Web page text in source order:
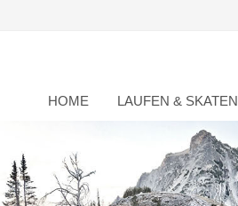
HOME LAUFEN & SKATEN